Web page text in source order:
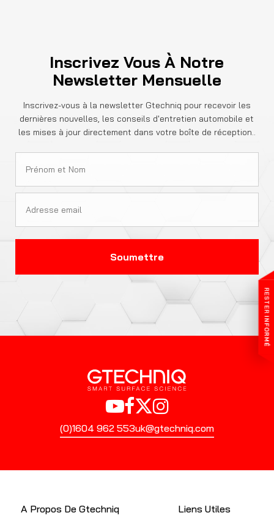
RESTER
INFORMÉ
Inscrivez Vous À Notre
Newsletter Mensuelle
Inscrivez-vous à la newsletter Gtechniq pour recevoir les
dernières nouvelles, les conseils d'entretien automobile et
les mises à jour directement dans votre boîte de réception..
(0)1604 962 553uk@gtechniq.com
A Propos De Gtechniq Liens Utiles